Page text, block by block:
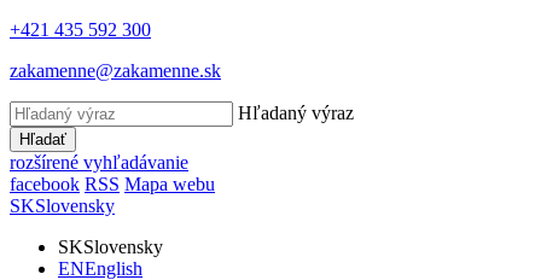
+421 435 592 300
zakamenne@zakamenne.sk
Hľadaný výraz
Hľadať
rozšírené vyhľadávanie
facebook RSS Mapa webu
SKSlovensky
SKSlovensky
ENEnglish